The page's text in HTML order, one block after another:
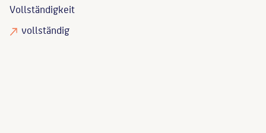
Vollständigkeit
vollständig